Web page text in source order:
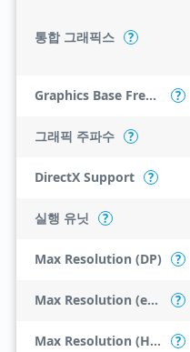
통합 그래픽스 ?
Graphics Base Frequency ?
그래픽 주파수 ?
DirectX Support ?
실행 유닛 ?
Max Resolution (DP) ?
Max Resolution (eDP - Integrated Flat Panel) ?
Max Resolution (HDMI) ?